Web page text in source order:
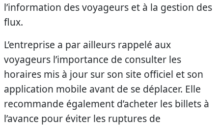
l’information des voyageurs et à la gestion des
flux.
L’entreprise a par ailleurs rappelé aux
voyageurs l’importance de consulter les
horaires mis à jour sur son site officiel et son
application mobile avant de se déplacer. Elle
recommande également d’acheter les billets à
l’avance pour éviter les ruptures de